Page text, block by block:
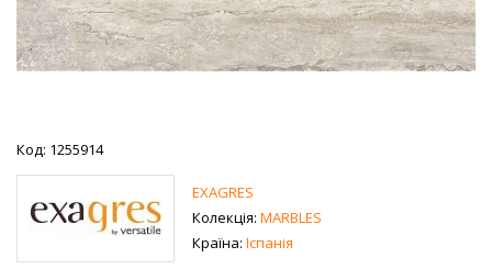
Код: 1255914
EXAGRES
Колекція: MARBLES
Країна: Іспанія